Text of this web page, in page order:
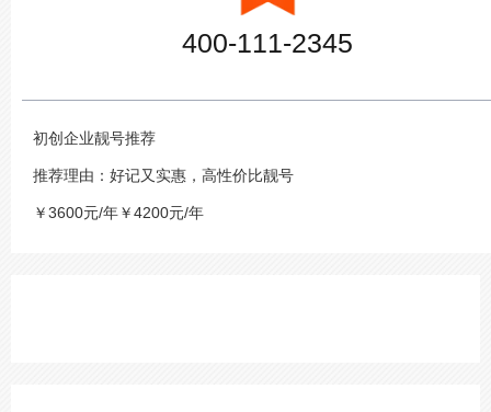
400-111-2345
初创企业靓号推荐
推荐理由：好记又实惠，高性价比靓号
￥3600元/年￥4200元/年